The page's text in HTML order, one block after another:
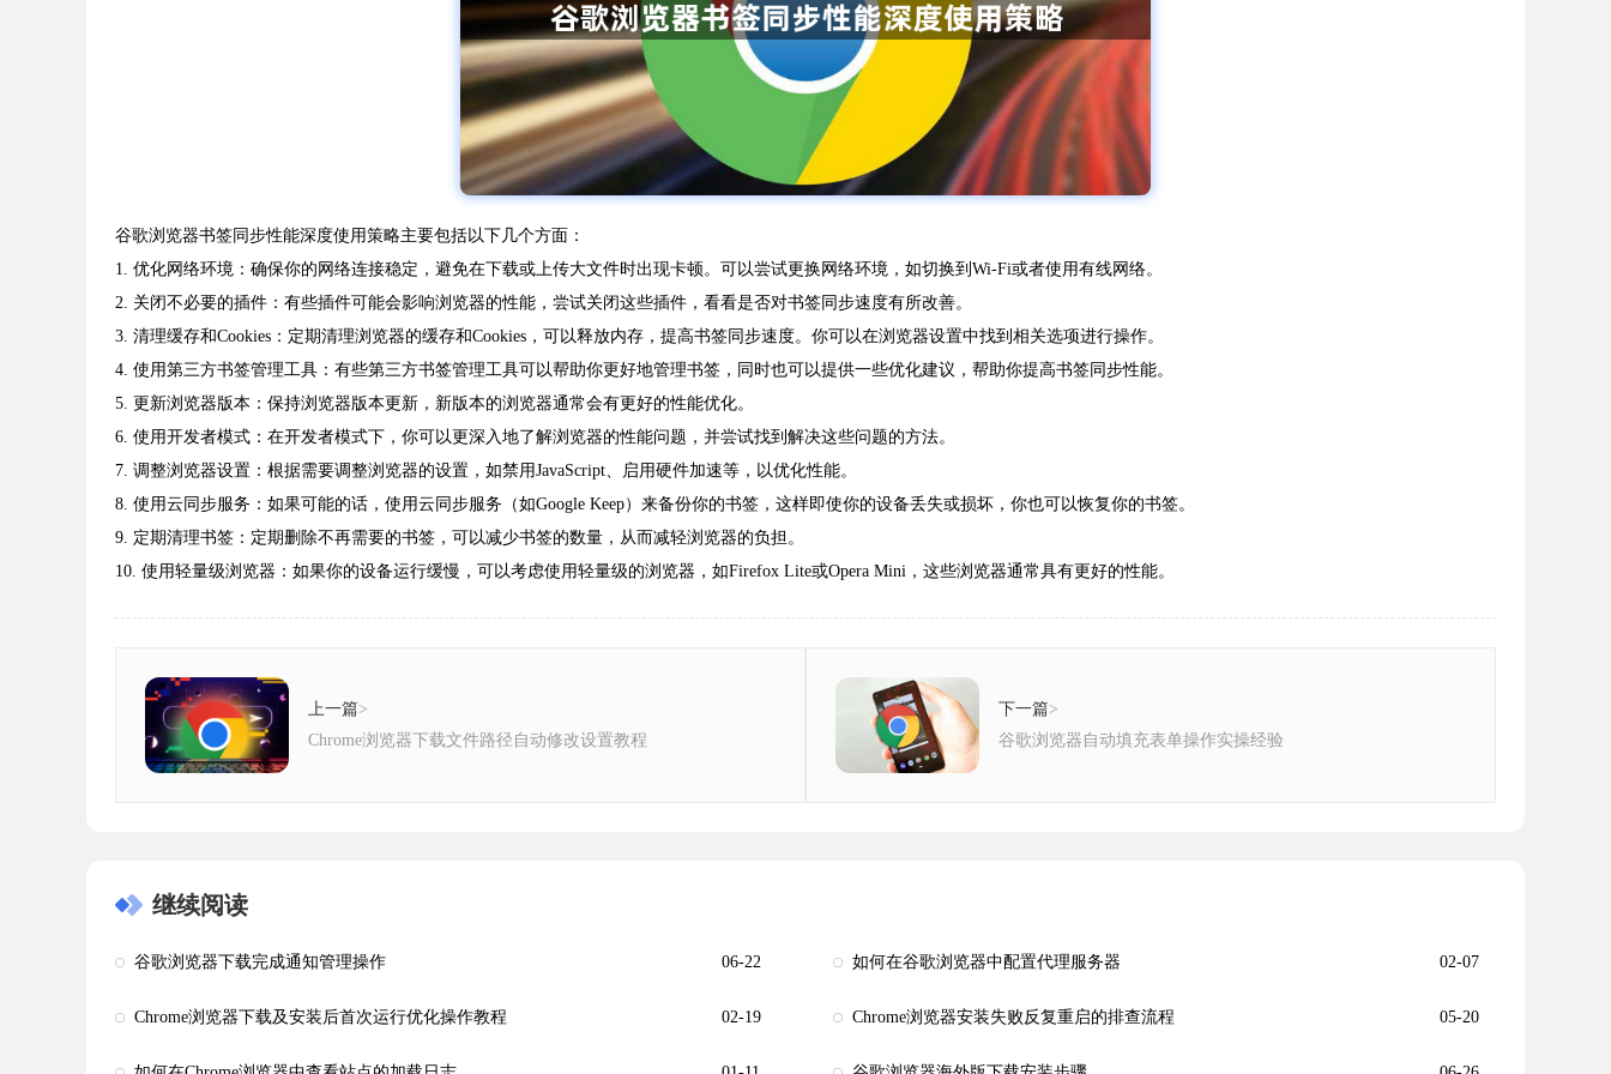
谷歌浏览器书签同步性能深度使用策略主要包括以下几个方面：
1. 优化网络环境：确保你的网络连接稳定，避免在下载或上传大文件时出现卡顿。可以尝试更换网络环境，如切换到Wi-Fi或者使用有线网络。
2. 关闭不必要的插件：有些插件可能会影响浏览器的性能，尝试关闭这些插件，看看是否对书签同步速度有所改善。
3. 清理缓存和Cookies：定期清理浏览器的缓存和Cookies，可以释放内存，提高书签同步速度。你可以在浏览器设置中找到相关选项进行操作。
4. 使用第三方书签管理工具：有些第三方书签管理工具可以帮助你更好地管理书签，同时也可以提供一些优化建议，帮助你提高书签同步性能。
5. 更新浏览器版本：保持浏览器版本更新，新版本的浏览器通常会有更好的性能优化。
6. 使用开发者模式：在开发者模式下，你可以更深入地了解浏览器的性能问题，并尝试找到解决这些问题的方法。
7. 调整浏览器设置：根据需要调整浏览器的设置，如禁用JavaScript、启用硬件加速等，以优化性能。
8. 使用云同步服务：如果可能的话，使用云同步服务（如Google Keep）来备份你的书签，这样即使你的设备丢失或损坏，你也可以恢复你的书签。
9. 定期清理书签：定期删除不再需要的书签，可以减少书签的数量，从而减轻浏览器的负担。
10. 使用轻量级浏览器：如果你的设备运行缓慢，可以考虑使用轻量级的浏览器，如Firefox Lite或Opera Mini，这些浏览器通常具有更好的性能。
上一篇>
Chrome浏览器下载文件路径自动修改设置教程
下一篇>
谷歌浏览器自动填充表单操作实操经验
继续阅读
谷歌浏览器下载完成通知管理操作 06-22 如何在谷歌浏览器中配置代理服务器 02-07
Chrome浏览器下载及安装后首次运行优化操作教程 02-19 Chrome浏览器安装失败反复重启的排查流程 05-20